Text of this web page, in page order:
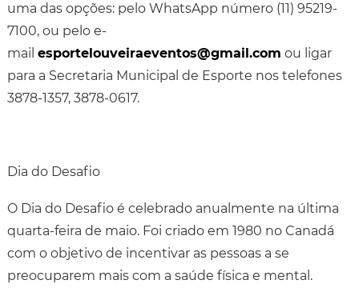
uma das opções: pelo WhatsApp número (11) 95219-
7100, ou pelo e-
mail esportelouveiraeventos@gmail.com ou ligar
para a Secretaria Municipal de Esporte nos telefones
3878-1357, 3878-0617.
Dia do Desafio
O Dia do Desafio é celebrado anualmente na última
quarta-feira de maio. Foi criado em 1980 no Canadá
com o objetivo de incentivar as pessoas a se
preocuparem mais com a saúde física e mental.